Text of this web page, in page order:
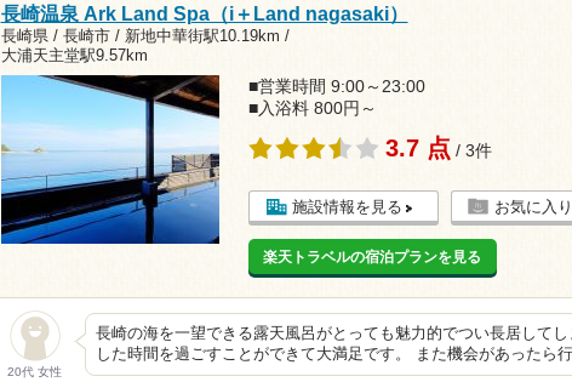
長崎温泉 Ark Land Spa（i＋Land nagasaki）
長崎県 / 長崎市 / 新地中華街駅10.19km /
大浦天主堂駅9.57km
■営業時間 9:00～23:00
■入浴料 800円～
3.7 点 / 3件
施設情報を見る お気に入
楽天トラベルの宿泊プランを見る
20代 女性
長崎の海を一望できる露天風呂がとっても魅力的でつい長居して
した時間を過ごすことができて大満足です。 また機会があったら行